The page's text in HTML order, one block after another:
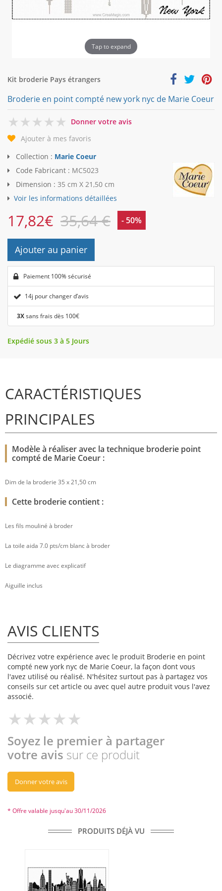
Tap to expand
Kit broderie Pays étrangers
Broderie en point compté new york nyc de Marie Coeur
0
Donner votre avis
Ajouter à mes favoris
Collection : Marie Coeur
Code Fabricant : MC5023
Dimension : 35 cm X 21,50 cm
Voir les informations détaillées
17,82€ 35,64 € - 50%
Ajouter au panier
Paiement 100% sécurisé
14j pour changer d’avis
3Xsans frais dès 100€
Expédié sous 3 à 5 Jours
CARACTÉRISTIQUES
PRINCIPALES
Modèle à réaliser avec la technique broderie point
compté de Marie Coeur :
Dim de la broderie 35 x 21,50 cm
Cette broderie contient :
Les fils mouliné à broder
La toile aida 7.0 pts/cm blanc à broder
Le diagramme avec explicatif
Aiguille inclus
AVIS CLIENTS
Décrivez votre expérience avec le produit Broderie en point
compté new york nyc de Marie Coeur, la façon dont vous
l'avez utilisé ou réalisé. N'hésitez surtout pas à partagez vos
conseils sur cet article ou avec quel autre produit vous l'avez
associé.
Soyez le premier à partager
votre avis sur ce produit
Donner votre avis
* Offre valable jusqu'au 30/11/2026
PRODUITS DÉJÀ VU